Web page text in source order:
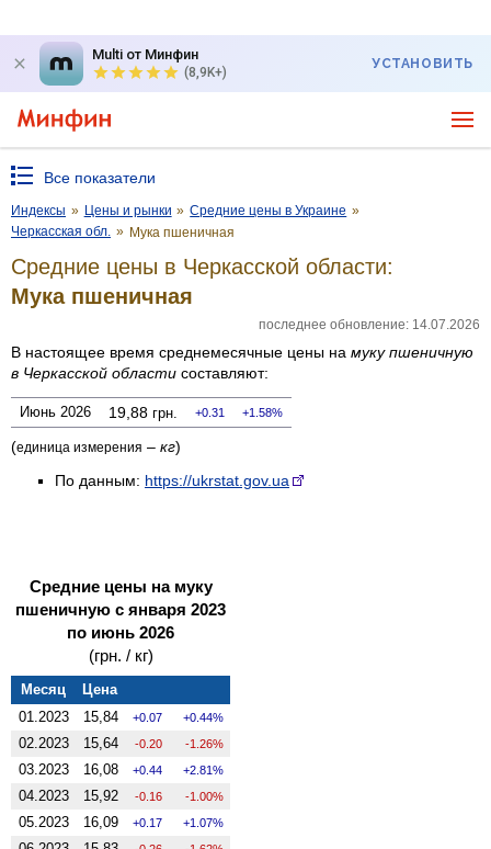
Multi от Минфин
(8,9K+)
УСТАНОВИТЬ
Все показатели
Индексы » Цены и рынки » Средние цены в Украине »
Черкасская обл. » Мука пшеничная
Средние цены в Черкасской области:
Мука пшеничная
последнее обновление: 14.07.2026
В настоящее время среднемесячные цены на муку пшеничную
в Черкасской области составляют:
Июнь 2026 19,88 грн. 0.31 1.58%
(единица измерения – кг)
По данным: https://ukrstat.gov.ua
Средние цены на муку
пшеничную с января 2023
по июнь 2026
(грн. / кг)
Месяц
Цена
01.2023
15,84 0.07 0.44%
02.2023 15,64 -0.20 -1.26%
03.2023 16,08 0.44 2.81%
04.2023 15,92 -0.16 -1.00%
05.2023 16,09 0.17 1.07%